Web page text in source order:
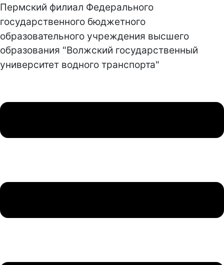
Пермский филиал Федерального
государственного бюджетного
образовательного учреждения высшего
образования "Волжский государственный
университет водного транспорта"